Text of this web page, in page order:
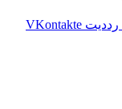
‫رددیت ‫VKontakte